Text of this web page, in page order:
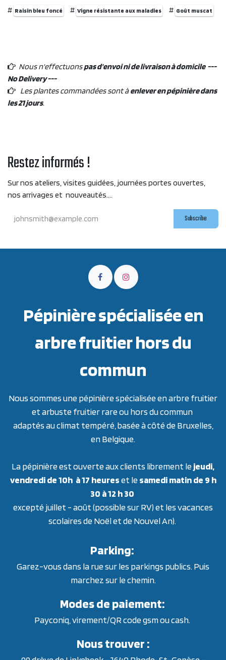
# Raisin bleu foncé # Vigne résistante aux maladies # Goût muscat
Nous n'effectuonspas d'envoi ni de livraison à domicile ---
No Delivery ---
Les plantes commandées sont àenlever en pépinière dans
les 21 jours.
Restez informés !
Sur nos ateliers, visites guidées, journées portes ouvertes,
nos arrivages et nouveautés....
Subscribe
Pépinière spécialisée en
arbre fruitier hors du
commun
Nous sommes une pépinière spécialisée en arbre fruitier
et arbuste fruitier rare ou hors du commun
adaptés au climat tempéré, basée à côté de Bruxelles,
en Belgique.
La pépinière est ouverte aux clients librement lejeudi,
vendredi de 10h à 17 heureset lesamedi matin de 9 h
30 à 12 h 30
excepté juillet - août (possible sur RV) et les vacances
scolaires de Noël et de Nouvel An).
Parking:
Garez-vous dans la rue sur les parkings publics. Puis
marchez sur le chemin.
Modes de paiement:
Payconiq, virement/QR code gsm ou cash.
Nous trouver :